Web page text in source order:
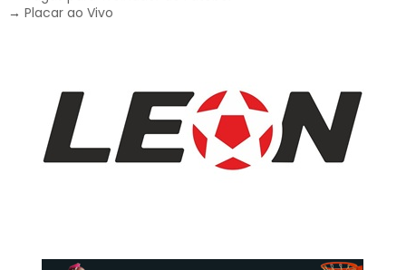
→ Placar ao Vivo